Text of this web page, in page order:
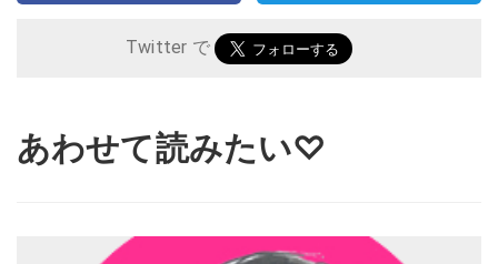
Twitter で
あわせて読みたい♡